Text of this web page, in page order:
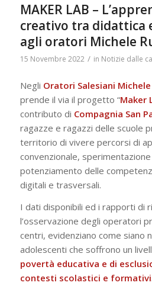
MAKER LAB –
creativo tra didattica
agli oratori Michele
15 Novembre 2022 / in Notizie dalle
Negli Oratori Salesiani Michele
prende il via il progetto “Maker
contributo di Compagnia San
ragazze e ragazzi delle scuole
territorio di vivere percorsi di
convenzionale,
potenziamento delle
digitali e trasversali.
I dati disponibili ed i rapporti di
l’osservazione degli operatori
centri, evidenziano come siano
adolescenti che soffrono un
povertà educativa e di
contesti scolastici e formativi